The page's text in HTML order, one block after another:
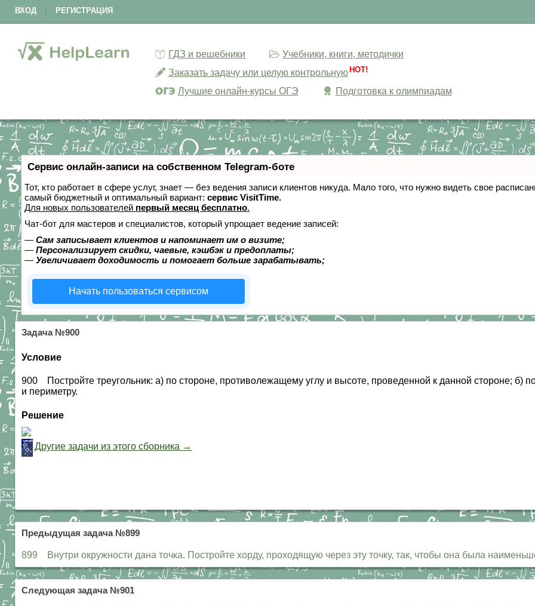
ВХОД РЕГИСТРАЦИЯ
ГДЗ и решебники
Учебники, книги, методички
Заказать задачу или целую контрольную HOT!
Лучшие онлайн-курсы ОГЭ Подготовка к олимпиадам
Сервис онлайн-записи на собственном Telegram-боте
Тот, кто работает в сфере услуг, знает — без ведения записи клиентов никуда. Мало того, что нужно видеть свое
самый бюджетный и оптимальный вариант: сервис VisitTime.
Для новых пользователей первый месяц бесплатно.
Чат-бот для мастеров и специалистов, который упрощает ведение записей:
— Сам записывает клиентов и напоминает им о визите;
— Персонализирует скидки, чаевые, кэшбэк и предоплаты;
— Увеличивает доходимость и помогает больше зарабатывать;
Начать пользоваться сервисом
Задача №900
Условие
900 Постройте треугольник: а) по стороне, противолежащему углу и высоте, проведенной к данной стороне; б)
и периметру.
Решение
Другие задачи из этого сборника →
Предыдущая задача №899
899 Внутри окружности дана точка. Постройте хорду, проходящую через эту точку, так, чтобы она была
Следующая задача №901